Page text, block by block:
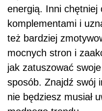
energią. Inni chętniej
komplementami i
też bardziej
mocnych stron i
jak zatuszować
sposób. Znajdź swój
nie będziesz musiał